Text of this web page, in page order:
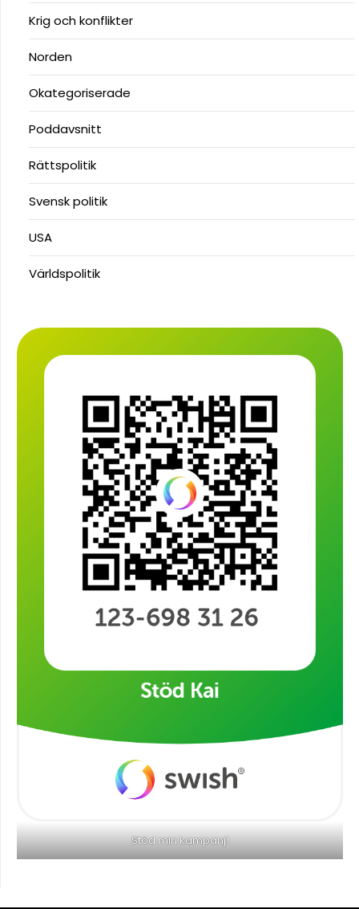
Krig och konflikter
Norden
Okategoriserade
Poddavsnitt
Rättspolitik
Svensk politik
USA
Världspolitik
Stöd min kampanj!